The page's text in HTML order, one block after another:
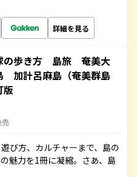
詳細を見る
の歩き方 島旅 奄美大
加計呂麻島（奄美群島
版
売
び方、カルチャーまで、島の
魅力を1冊に凝縮。さあ、島